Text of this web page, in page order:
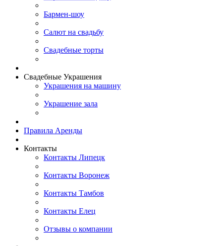
Бармен-шоу
Салют на свадьбу
Свадебные торты
Свадебные Украшения
Украшения на машину
Украшение зала
Правила Аренды
Контакты
Контакты Липецк
Контакты Воронеж
Контакты Тамбов
Контакты Елец
Отзывы о компании